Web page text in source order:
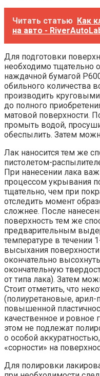
Читать статью Как
на авто -
Для подготовки
необходимо тщательно
наждачной бумагой
обильного количества
производить
до полного
матовой поверхности.
промыть водой,
обеспылить. Затем
Лак наносится тем же
пистолетом-
При нанесении лака
процессом укрывания
тщательно, чем при
отследить момент
сложнее. После
поверхность тем же
предварительным
температуре в течении
высыхания
окончательно
окончательную
от типа лака). Затем
Стоит отметить, что
(полиуретановые,
повышенной
качественное и ровное
этом не подлежат
о особой
«сорности» на
Для полировки